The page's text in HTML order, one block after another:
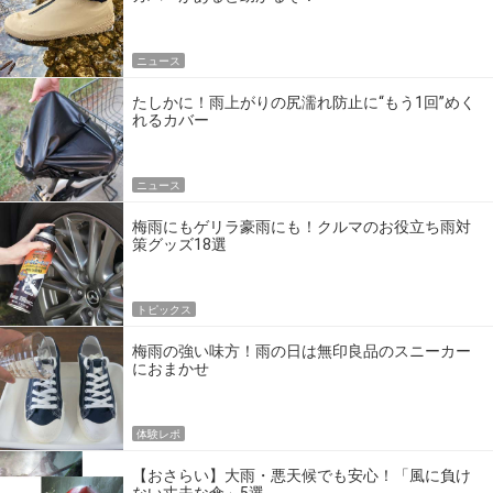
ニュース
たしかに！雨上がりの尻濡れ防止に“もう1回”めく
れるカバー
ニュース
梅雨にもゲリラ豪雨にも！クルマのお役立ち雨対
策グッズ18選
トピックス
梅雨の強い味方！雨の日は無印良品のスニーカー
におまかせ
体験レポ
【おさらい】大雨・悪天候でも安心！「風に負け